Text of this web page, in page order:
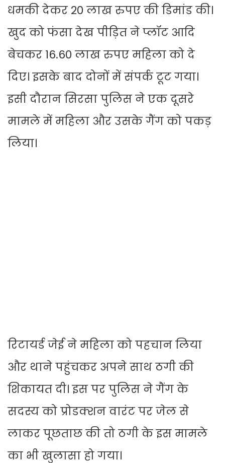
धमकी देकर 20 लाख रुपए की डिमांड की।
खुद को फंसा देख पीड़ित ने प्लॉट आदि
बेचकर 16.60 लाख रुपए महिला को दे
दिए। इसके बाद दोनों में संपर्क टूट गया।
इसी दौरान सिरसा पुलिस ने एक दूसरे
मामले में महिला और उसके गैंग को पकड़
लिया।
रिटायर्ड जेई ने महिला को पहचान लिया
और थाने पहुंचकर अपने साथ ठगी की
शिकायत दी। इस पर पुलिस ने गैंग के
सदस्य को प्रोडक्शन वारंट पर जेल से
लाकर पूछताछ की तो ठगी के इस मामले
का भी खुलासा हो गया।